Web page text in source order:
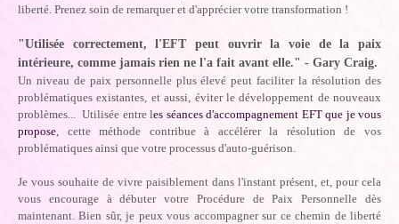
liberté. Prenez soin de remarquer et d'apprécier votre transformation !
"Utilisée correctement, l'EFT peut ouvrir la voie de la paix
intérieure, comme jamais rien ne l'a fait avant elle." - Gary Craig.
Un niveau de paix personnelle plus élevé peut faciliter la résolution des
problématiques existantes, et aussi, éviter le développement de nouveaux
problèmes... Utilisée entre les séances d'accompagnement EFT que je vous
propose , cette méthode contribue à accélérer la résolution de vos
problématiques ainsi que votre processus d'auto-guérison.
Je vous souhaite de vivre paisiblement dans l'instant présent, et, pour cela
vous encourage à débuter votre Procédure de Paix Personnelle dès
maintenant. Bien sûr, je peux vous accompagner sur ce chemin de liberté